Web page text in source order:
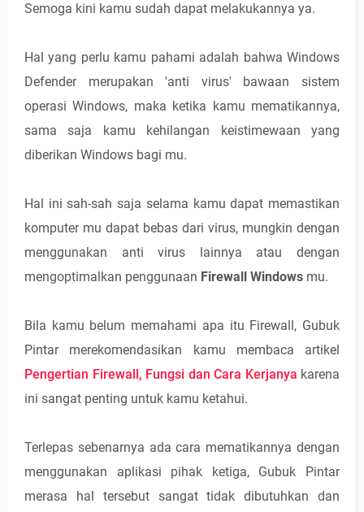
Semoga kini kamu sudah dapat melakukannya ya.
Hal yang perlu kamu pahami adalah bahwa Windows
Defender merupakan 'anti virus' bawaan sistem
operasi Windows, maka ketika kamu mematikannya,
sama saja kamu kehilangan keistimewaan yang
diberikan Windows bagi mu.
Hal ini sah-sah saja selama kamu dapat memastikan
komputer mu dapat bebas dari virus, mungkin dengan
menggunakan anti virus lainnya atau dengan
mengoptimalkan penggunaan Firewall Windows mu.
Bila kamu belum memahami apa itu Firewall, Gubuk
Pintar merekomendasikan kamu membaca artikel
Pengertian Firewall, Fungsi dan Cara Kerjanya karena
ini sangat penting untuk kamu ketahui.
Terlepas sebenarnya ada cara mematikannya dengan
menggunakan aplikasi pihak ketiga, Gubuk Pintar
merasa hal tersebut sangat tidak dibutuhkan dan